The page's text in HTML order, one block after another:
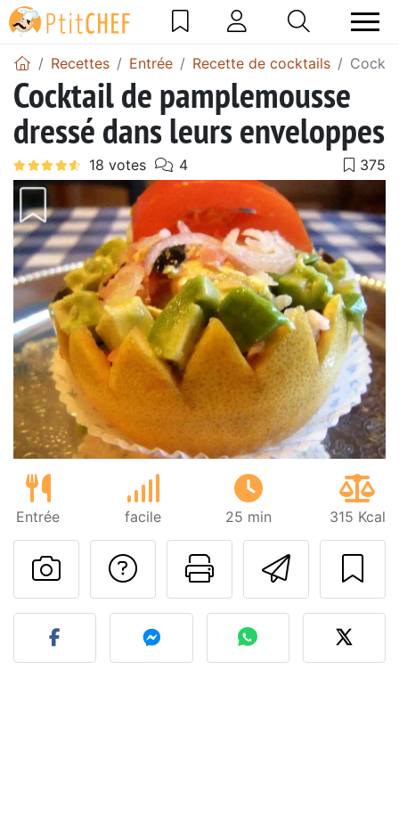
Recettes Entrée Recette de cocktails
Cocktail de pamplemousse
dressé dans leurs enveloppes
Entrée facile 25 min 315 Kcal
Imprimer
Poser une
Publier votre photo de